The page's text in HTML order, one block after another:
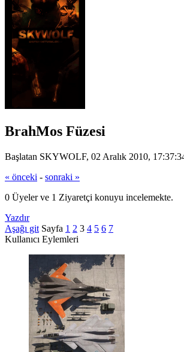
BrahMos Füzesi
Başlatan SKYWOLF, 02 Aralık 2010,
« önceki - sonraki »
0 Üyeler ve 1 Ziyaretçi konuyu incelemekte.
Yazdır
Aşağı git Sayfa 1 2 3 4 5 6 7
Kullanıcı Eylemleri